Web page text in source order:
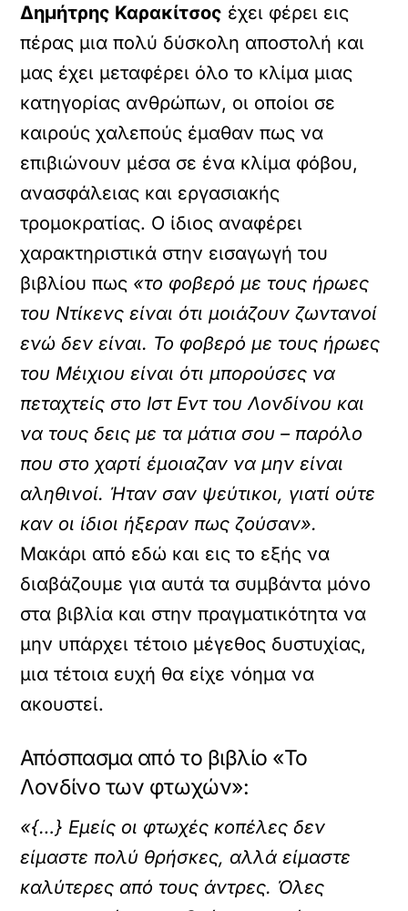
Δημήτρης Καρακίτσος έχει φέρει εις
πέρας μια πολύ δύσκολη αποστολή και
μας έχει μεταφέρει όλο το κλίμα μιας
κατηγορίας ανθρώπων, οι οποίοι σε
καιρούς χαλεπούς έμαθαν πως να
επιβιώνουν μέσα σε ένα κλίμα φόβου,
ανασφάλειας και εργασιακής
τρομοκρατίας. Ο ίδιος αναφέρει
χαρακτηριστικά στην εισαγωγή του
βιβλίου πως «το φοβερό με τους ήρωες
του Ντίκενς είναι ότι μοιάζουν ζωντανοί
ενώ δεν είναι. Το φοβερό με τους ήρωες
του Μέιχιου είναι ότι μπορούσες να
πεταχτείς στο Ιστ Εντ του Λονδίνου και
να τους δεις με τα μάτια σου – παρόλο
που στο χαρτί έμοιαζαν να μην είναι
αληθινοί. Ήταν σαν ψεύτικοι, γιατί ούτε
καν οι ίδιοι ήξεραν πως ζούσαν».
Μακάρι από εδώ και εις το εξής να
διαβάζουμε για αυτά τα συμβάντα μόνο
στα βιβλία και στην πραγματικότητα να
μην υπάρχει τέτοιο μέγεθος δυστυχίας,
μια τέτοια ευχή θα είχε νόημα να
ακουστεί.
Απόσπασμα από το βιβλίο «Το
Λονδίνο των φτωχών»:
«{…} Εμείς οι φτωχές κοπέλες δεν
είμαστε πολύ θρήσκες, αλλά είμαστε
καλύτερες από τους άντρες. Όλες